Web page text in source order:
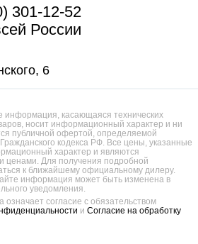
301-12-52
России
6
информация, касающаяся технических
носит информационный характер и ни
публичной офертой, определяемой
кодекса РФ. Все цены, указанные
характер и являются
ценами. Для получения подробной
к ближайшему официальному дилеру.
информация может быть изменена в
уведомления.
означает согласие с обязательством
и Согласие на обработку